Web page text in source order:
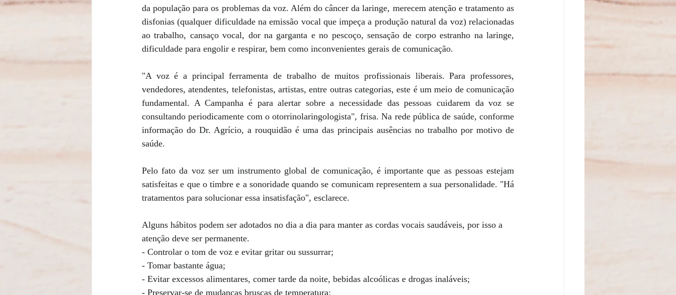
da população para os problemas da voz. Além do câncer da laringe, merecem atenção e tratamento as
disfonias (qualquer dificuldade na emissão vocal que impeça a produção natural da voz) relacionadas
ao trabalho, cansaço vocal, dor na garganta e no pescoço, sensação de corpo estranho na laringe,
dificuldade para engolir e respirar, bem como inconvenientes gerais de comunicação.
"A voz é a principal ferramenta de trabalho de muitos profissionais liberais. Para professores,
vendedores, atendentes, telefonistas, artistas, entre outras categorias, este é um meio de comunicação
fundamental. A Campanha é para alertar sobre a necessidade das pessoas cuidarem da voz se
consultando periodicamente com o otorrinolaringologista", frisa. Na rede pública de saúde, conforme
informação do Dr. Agrício, a rouquidão é uma das principais ausências no trabalho por motivo de
saúde.
Pelo fato da voz ser um instrumento global de comunicação, é importante que as pessoas estejam
satisfeitas e que o timbre e a sonoridade quando se comunicam representem a sua personalidade. "Há
tratamentos para solucionar essa insatisfação", esclarece.
Alguns hábitos podem ser adotados no dia a dia para manter as cordas vocais saudáveis, por isso a
atenção deve ser permanente.
- Controlar o tom de voz e evitar gritar ou sussurrar;
- Tomar bastante água;
- Evitar excessos alimentares, comer tarde da noite, bebidas alcoólicas e drogas inaláveis;
- Preservar-se de mudanças bruscas de temperatura;